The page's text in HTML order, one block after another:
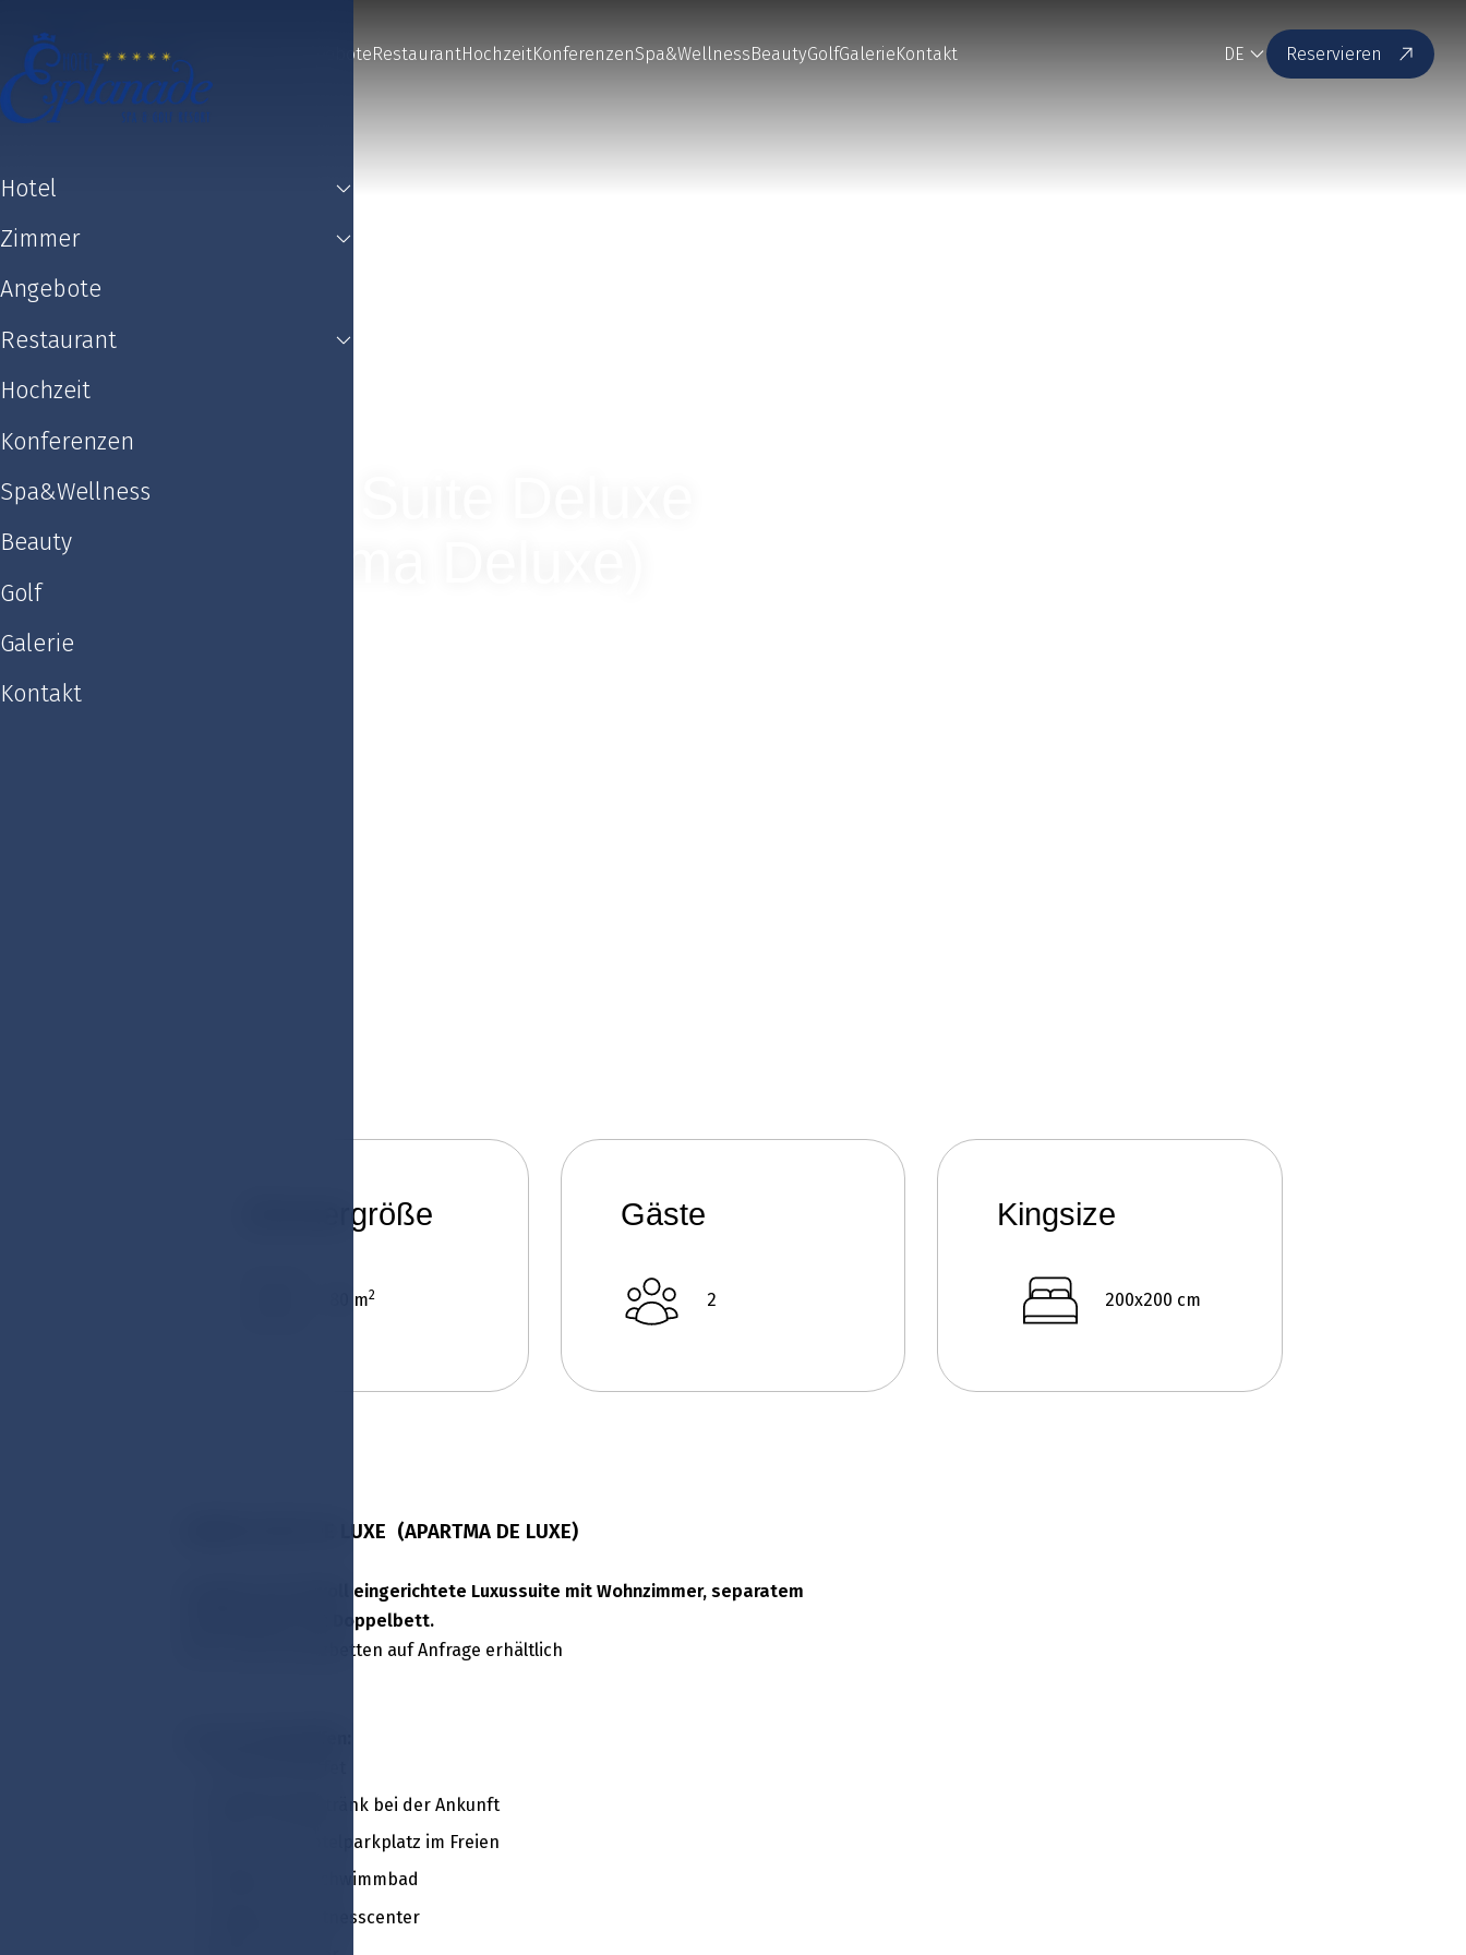
AngeboteRestaurantHochzeitKonferenzenSpa&WellnessBeautyGolfGalerieKontakt DE Reservieren
Hotel
Zimmer
Angebote
Restaurant
Hochzeit
Konferenzen
Spa&Wellness
Beauty
Golf
Galerie
Kontakt
Zimmergröße
80 m2
Gäste
2
Kingsize
200x200 cm
JUNIOR SUITE DE LUXE ­ (APARTMA DE LUXE)
Luxuriös und stilvoll eingerichtete Luxussuite mit Wohnzimmer, separatem
Schlafzimmer mit Doppelbett.
Bis zu zwei Zusatzbetten auf Anfrage erhältlich
Begrüßungsgetränk bei der Ankunft
Bewachter Hotelparkplatz im Freien
Zugang zum Schwimmbad
Zugang zum Fitnesscenter